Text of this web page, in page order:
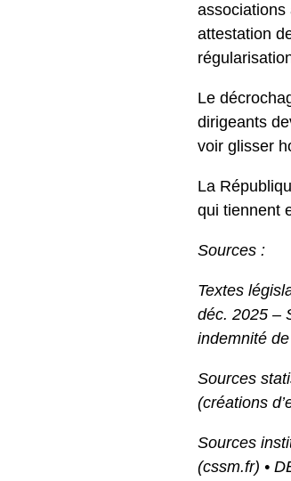
associations
attestation
Le
dirigeants
voir glisser
La
qui tiennent
Sources :
Textes
déc. 2025 –
indemnité
Sources
(créations
Sources
(cssm.fr) •